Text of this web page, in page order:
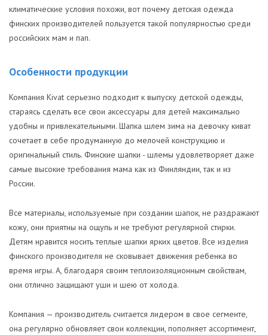
климатические условия похожи, вот почему детская одежда
финских производителей пользуется такой популярностью среди
российских мам и пап.
Особенности продукции
Компания Kivat серьезно подходит к выпуску детской одежды,
стараясь сделать все свои аксессуары для детей максимально
удобны и привлекательными. Шапка шлем зима на девочку киват
сочетает в себе продуманную до мелочей конструкцию и
оригинальный стиль. Финские шапки - шлемы удовлетворяет даже
самые высокие требования мама как из Финляндии, так и из
России.
Все материалы, используемые при создании шапок, не раздражают
кожу, они приятны на ощупь и не требуют регулярной стирки.
Детям нравится носить теплые шапки ярких цветов. Все изделия
финского производителя не сковывает движения ребенка во
время игры. А, благодаря своим теплоизоляционным свойствам,
они отлично защищают уши и шею от холода.
Компания — производитель считается лидером в свое сегменте,
она регулярно обновляет свои коллекции, пополняет ассортимент,